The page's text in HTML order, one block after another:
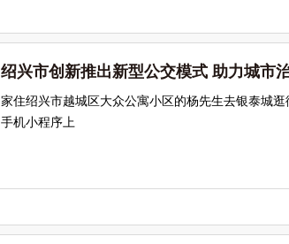
绍兴市创新推出新型公交模式 助力城市
家住绍兴市越城区大众公寓小区的杨先生去银泰城
手机小程序上